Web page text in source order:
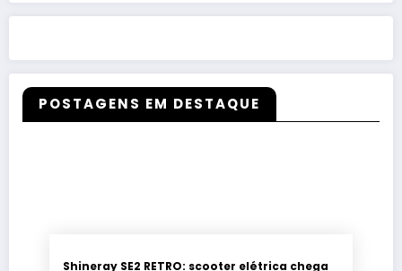
POSTAGENS EM DESTAQUE
Shineray SE2 RETRO: scooter elétrica chega